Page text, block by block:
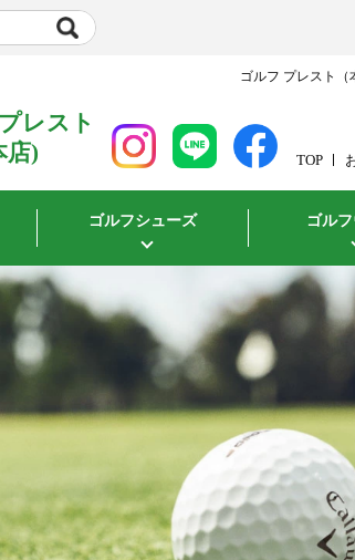
ゴルフ プレスト（
レスト
店)
TOP
ゴルフシューズ ゴル